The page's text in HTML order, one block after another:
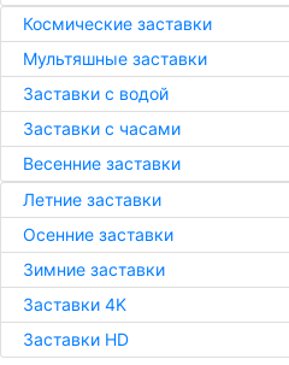
Космические заставки
Мультяшные заставки
Заставки с водой
Заставки с часами
Весенние заставки
Летние заставки
Осенние заставки
Зимние заставки
Заставки 4K
Заставки HD